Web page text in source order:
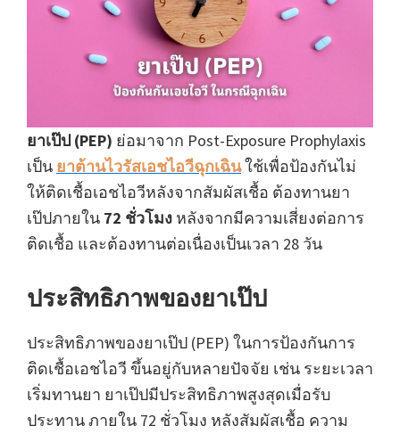
ยาเป๊ป (PEP) ย่อมาจาก Post-Exposure Prophylaxis
เป็น ยาต้านไวรัสเอชไอวีฉุกเฉินใช้เพื่อป้องกันไม่
ให้ติดเชื้อเอชไอวีหลังจากสัมผัสเชื้อ ต้องทานยา
เป๊ปภายใน 72 ชั่วโมง หลังจากมีความเสี่ยงต่อการ
ติดเชื้อ และต้องทานต่อเนื่องเป็นเวลา 28 วัน
ประสิทธิภาพของยาเป๊ป
ประสิทธิภาพของยาเป๊ป (PEP) ในการป้องกันการ
ติดเชื้อเอชไอวี ขึ้นอยู่กับหลายปัจจัย เช่น ระยะเวลา
เริ่มทานยา ยาเป๊ปมีประสิทธิภาพสูงสุดเมื่อรับ
ประทาน ภายใน 72 ชั่วโมง หลังสัมผัสเชื้อ ความ